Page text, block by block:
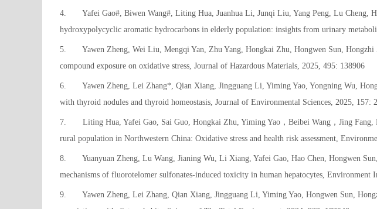
4. Yafei Gao#, Biwen Wang#, Liting Hua, Juanhua Li, Junqi Liu, Yang Peng, Lu Cheng,
hydroxypolycyclic aromatic hydrocarbons in elderly population: insights from urinary
5. Yawen Zheng, Wei Liu, Mengqi Yan, Zhu Yang, Hongkai Zhu, Hongwen Sun,
compound exposure on oxidative stress, Journal of Hazardous Materials, 2025, 495: 138906
6. Yawen Zheng, Lei Zhang*, Qian Xiang, Jingguang Li, Yiming Yao, Yongning Wu,
with thyroid nodules and thyroid homeostasis, Journal of Environmental Sciences, 2025, 157:
7. Liting Hua, Yafei Gao, Sai Guo, Hongkai Zhu, Yiming Yao，Beibei Wang，Jing
rural population in Northwestern China: Oxidative stress and health risk assessment,
8. Yuanyuan Zheng, Lu Wang, Jianing Wu, Li Xiang, Yafei Gao, Hao Chen, Hongwen
mechanisms of fluorotelomer sulfonates-induced toxicity in human hepatocytes, Environment
9. Yawen Zheng, Lei Zhang, Qian Xiang, Jingguang Li, Yiming Yao, Hongwen Sun,